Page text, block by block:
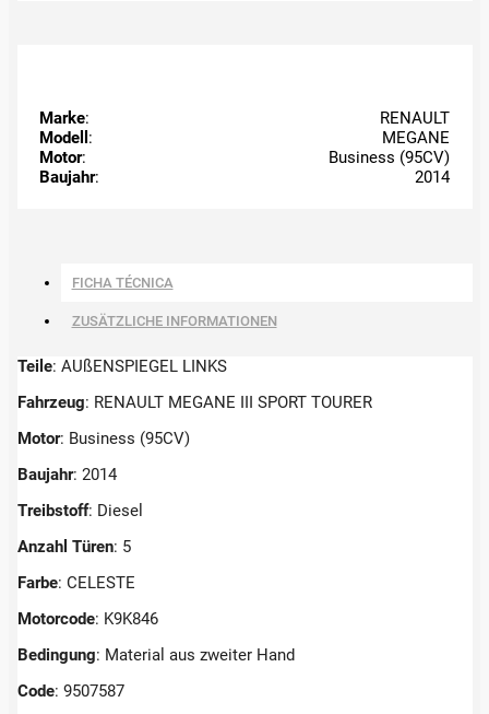
Marke:
RENAULT
Modell :
MEGANE
Motor:
Business (95CV)
Baujahr: 2014
FICHA TÉCNICA
ZUSÄTZLICHE INFORMATIONEN
Teile: AUßENSPIEGEL LINKS
Fahrzeug: RENAULT MEGANE III SPORT TOURER
Motor: Business (95CV)
Baujahr: 2014
Treibstoff: Diesel
Anzahl Türen: 5
Farbe: CELESTE
Motorcode: K9K846
Bedingung: Material aus zweiter Hand
Code: 9507587